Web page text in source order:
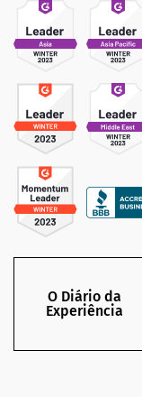
O Diário da
Experiência